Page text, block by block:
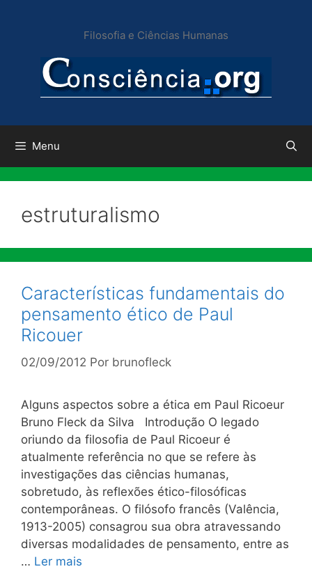
conteúdo
Filosofia e Ciências Humanas
Menu
estruturalismo
Características fundamentais do
pensamento ético de Paul
Ricouer
02/09/2012 Por brunofleck
Alguns aspectos sobre a ética em Paul Ricoeur
Bruno Fleck da Silva Introdução O legado
oriundo da filosofia de Paul Ricoeur é
atualmente referência no que se refere às
investigações das ciências humanas,
sobretudo, às reflexões ético-filosóficas
contemporâneas. O filósofo francês (Valência,
1913-2005) consagrou sua obra atravessando
diversas modalidades de pensamento, entre as
… Ler mais